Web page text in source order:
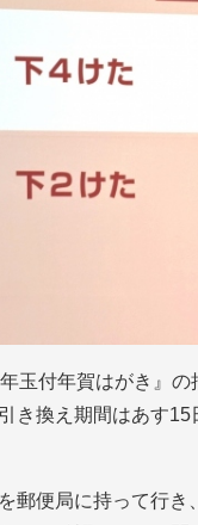
年玉付年賀はがき』
き換え期間はあす15
郵便局に持って行